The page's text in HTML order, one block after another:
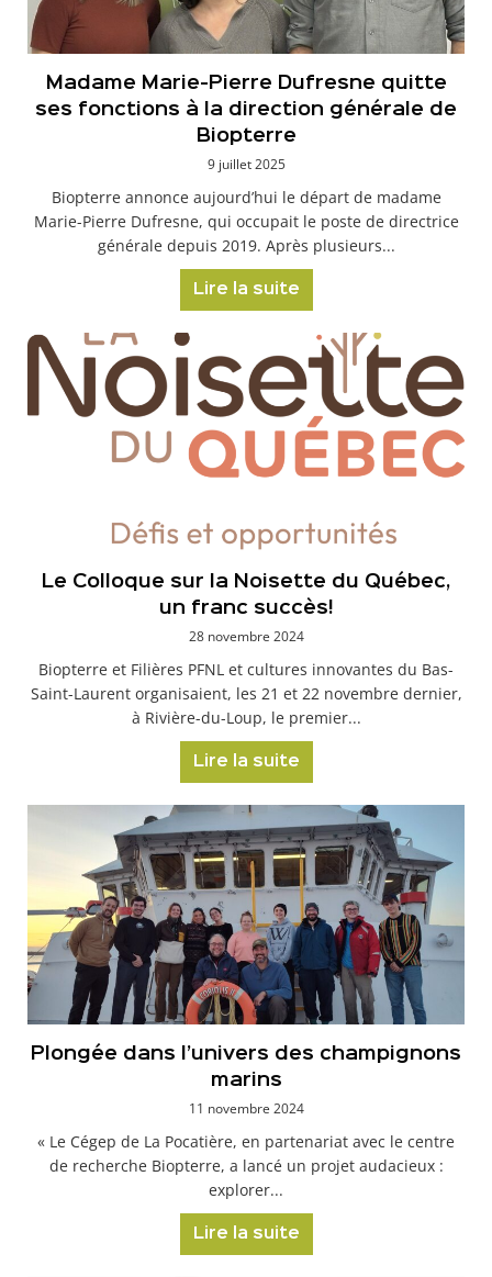
Madame Marie-Pierre Dufresne quitte
ses fonctions à la direction générale de
Biopterre
9 juillet 2025
Biopterre annonce aujourd’hui le départ de madame
Marie-Pierre Dufresne, qui occupait le poste de directrice
générale depuis 2019. Après plusieurs...
Lire la suite
Le Colloque sur la Noisette du Québec,
un franc succès!
28 novembre 2024
Biopterre et Filières PFNL et cultures innovantes du Bas-
Saint-Laurent organisaient, les 21 et 22 novembre dernier,
à Rivière-du-Loup, le premier...
Lire la suite
Plongée dans l’univers des champignons
marins
11 novembre 2024
« Le Cégep de La Pocatière, en partenariat avec le centre
de recherche Biopterre, a lancé un projet audacieux :
explorer...
Lire la suite